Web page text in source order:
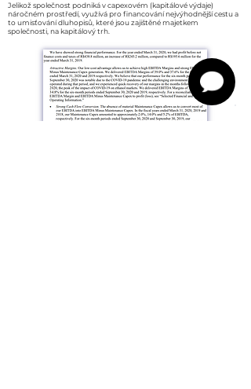
Jelikož společnost podniká v capexovém (kapitálové výdaje)
náročném prostředí, využívá pro financování nejvýhodnější cestu a
to umisťování dluhopisů, které jsou zajištěné majetkem
společnosti, na kapitálový trh.